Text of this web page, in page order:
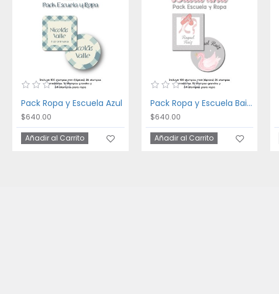
Pack Ropa y Escuela Azul
$640.00
Añadir al Carrito
Pack Ropa y Escuela Bailarina
$640.00
Añadir al Carrito